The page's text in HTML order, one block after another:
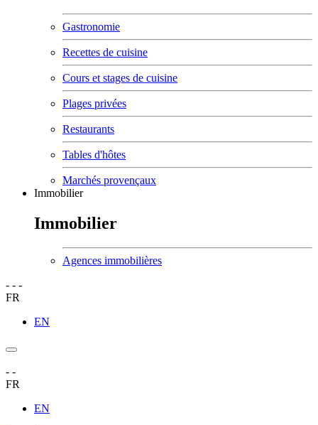
Gastronomie
Recettes de cuisine
Cours et stages de cuisine
Plages privées
Restaurants
Tables d'hôtes
Marchés provençaux
Immobilier
Immobilier
Agences immobilières
- - -
FR
EN
- -
FR
EN